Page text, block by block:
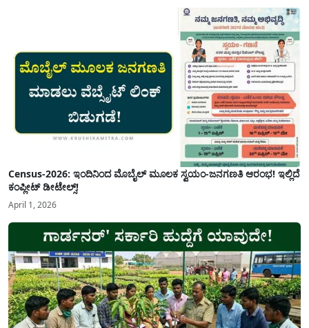
Census-2026: ಇಂದಿನಿಂದ ಮೊಬೈಲ್ ಮೂಲಕ ಸ್ವಯಂ-ಜನಗಣತಿ ಆರಂಭ! ಇಲ್ಲಿದೆ
ಕಂಪ್ಲೀಟ್ ಡೀಟೇಲ್ಸ್!
April 1, 2026